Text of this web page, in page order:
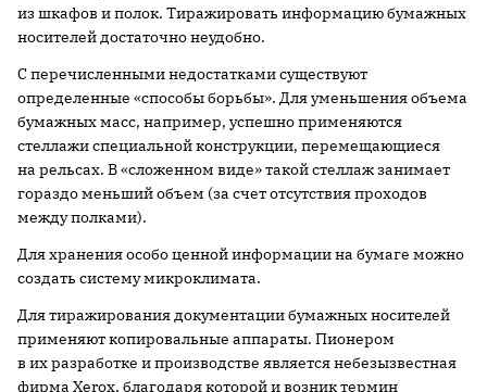
из шкафов и полок. Тиражировать информацию бумажных
носителей достаточно неудобно.
С перечисленными недостатками существуют
определенные «способы борьбы». Для уменьшения объема
бумажных масс, например, успешно применяются
стеллажи специальной конструкции, перемещающиеся
на рельсах. В «сложенном виде» такой стеллаж занимает
гораздо меньший объем (за счет отсутствия проходов
между полками).
Для хранения особо ценной информации на бумаге можно
создать систему микроклимата.
Для тиражирования документации бумажных носителей
применяют копировальные аппараты. Пионером
в их разработке и производстве является небезызвестная
фирма Xerox, благодаря которой и возник термин